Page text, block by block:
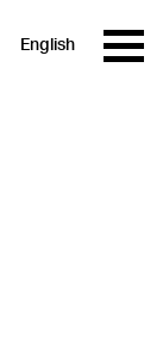
English